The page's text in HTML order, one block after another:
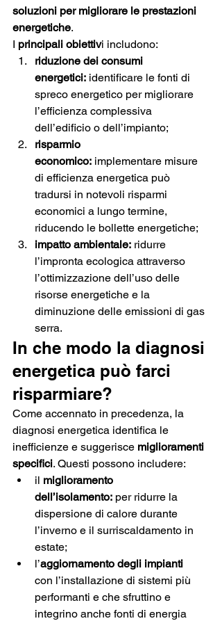
soluzioni per migliorare le prestazioni
energetiche.
I principali obiettivi includono:
riduzione dei consumi
energetici: identificare le fonti di
spreco energetico per migliorare
l’efficienza complessiva
dell’edificio o dell’impianto;
risparmio
economico: implementare misure
di efficienza energetica può
tradursi in notevoli risparmi
economici a lungo termine,
riducendo le bollette energetiche;
impatto ambientale: ridurre
l’impronta ecologica attraverso
l’ottimizzazione dell’uso delle
risorse energetiche e la
diminuzione delle emissioni di gas
serra.
In che modo la diagnosi
energetica può farci
risparmiare?
Come accennato in precedenza, la
diagnosi energetica identifica le
inefficienze e suggerisce miglioramenti
specifici. Questi possono includere:
il miglioramento
dell’isolamento: per ridurre la
dispersione di calore durante
l’inverno e il surriscaldamento in
estate;
l’aggiornamento degli impianti
con l’installazione di sistemi più
performanti e che sfruttino e
integrino anche fonti di energia